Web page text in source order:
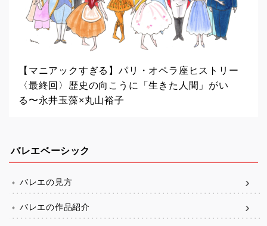
【マニアックすぎる】パリ・オペラ座ヒストリー
〈最終回〉歴史の向こうに「生きた人間」がい
る〜永井玉藻×丸山裕子
バレエベーシック
バレエの見方
バレエの作品紹介